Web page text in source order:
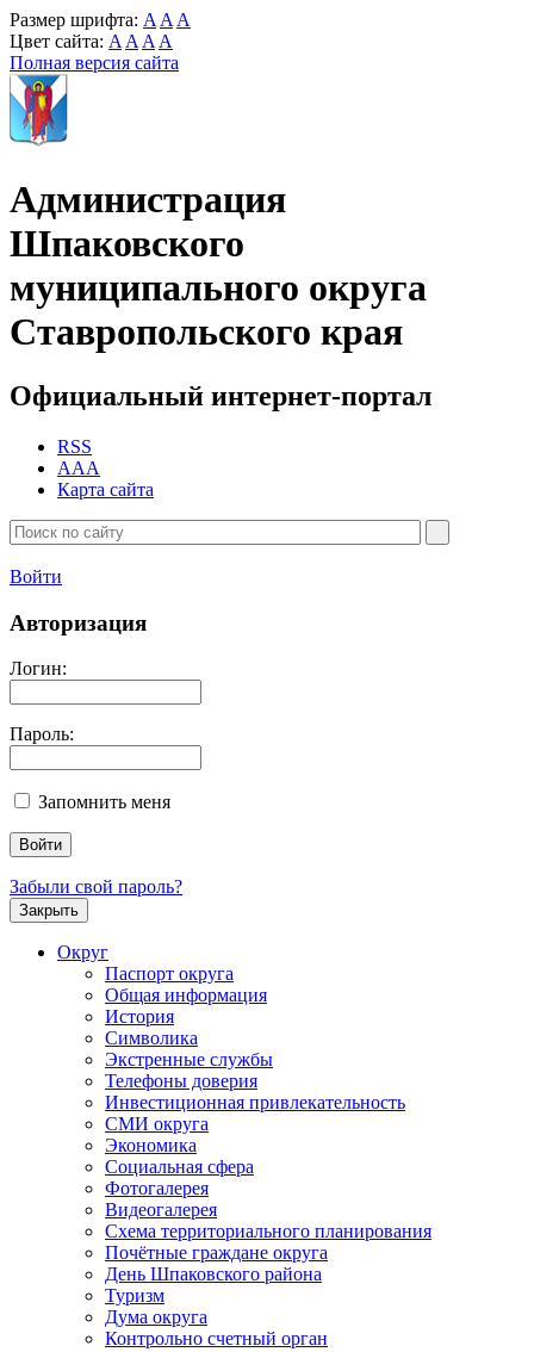
Размер шрифта: A A A
Цвет сайта: A A A A
Полная версия сайта
Администрация
Шпаковского
муниципального округа
Ставропольского края
Официальный интернет-портал
RSS
AAA
Карта сайта
Войти
Авторизация
Логин:
Пароль:
Запомнить меня
Забыли свой пароль?
Закрыть
Округ
Паспорт округа
Общая информация
История
Символика
Экстренные службы
Телефоны доверия
Инвестиционная привлекательность
СМИ округа
Экономика
Социальная сфера
Фотогалерея
Видеогалерея
Схема территориального планирования
Почётные граждане округа
День Шпаковского района
Туризм
Дума округа
Контрольно счетный орган